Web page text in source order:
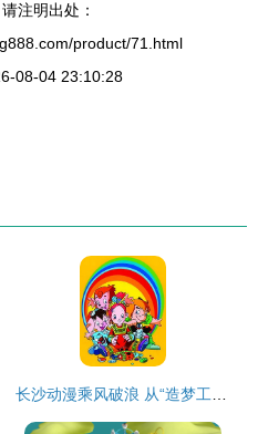
注明出处：
product/71.html
08-04 23:10:28